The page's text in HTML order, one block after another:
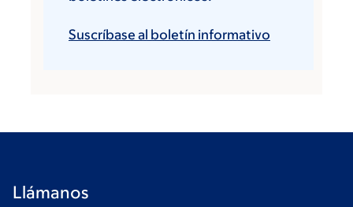
Suscríbase al boletín informativo
Llámanos